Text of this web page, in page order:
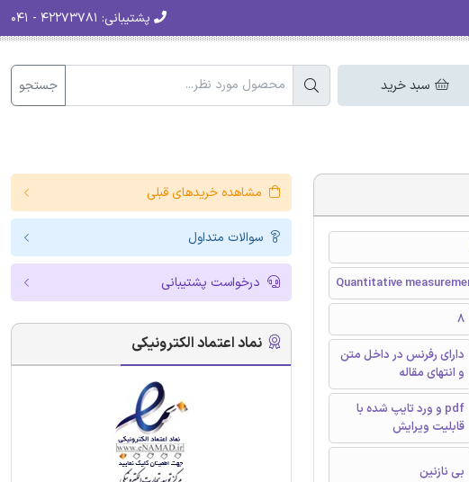
پشتیبانی:
سبد خرید جستجو
Quantitative
8
دارای رفرنس در داخل متن
و انتهای مقاله
pdf و ورد تایپ شده با
قابلیت ویرایش
بی نازنین
مشاهده خریدهای قبلی
سوالات متداول
درخواست پشتیبانی
نماد اعتماد الکترونیکی